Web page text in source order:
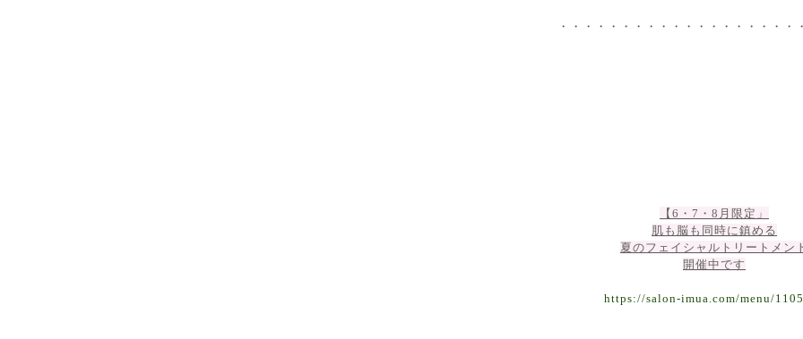
・・・・・・・・・・・・・・・・・・・
【6・7・8月限定」
肌も脳も同時に鎮める
夏のフェイシャルトリートメン
開催中です
https://salon-imua.com/menu/